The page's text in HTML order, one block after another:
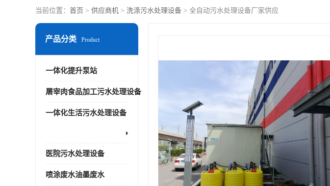
当前位置： 首页 > 供应商机 > 洗涤污水处理设备 > 全自动污水处理设备厂家供应
产品分类 Product
一体化提升泵站
屠宰肉食品加工污水处理设备
一体化生活污水处理设备
医院污水处理设备
喷涂废水油墨废水